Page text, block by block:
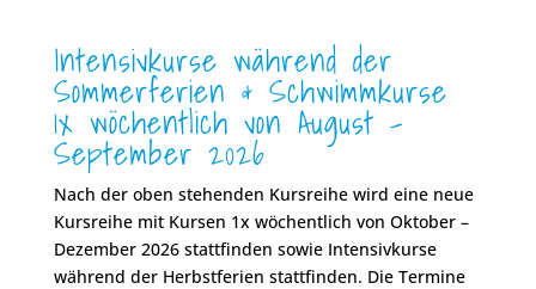
Intensivkurse während der
Sommerferien & Schwimmkurse
1x wöchentlich von August –
September 2026
Nach der oben stehenden Kursreihe wird eine neue
Kursreihe mit Kursen 1x wöchentlich von Oktober –
Dezember 2026 stattfinden sowie Intensivkurse
während der Herbstferien stattfinden. Die Termine